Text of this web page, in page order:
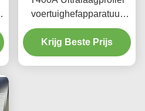
voertuighefapparatuur
voor uitlijning en
onderhoud
Krijg Beste Prijs